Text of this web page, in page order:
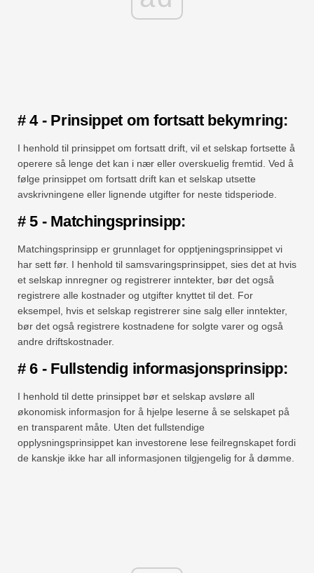
# 4 - Prinsippet om fortsatt bekymring:
I henhold til prinsippet om fortsatt drift, vil et selskap fortsette å
operere så lenge det kan i nær eller overskuelig fremtid. Ved å
følge prinsippet om fortsatt drift kan et selskap utsette
avskrivningene eller lignende utgifter for neste tidsperiode.
# 5 - Matchingsprinsipp:
Matchingsprinsipp er grunnlaget for opptjeningsprinsippet vi
har sett før. I henhold til samsvaringsprinsippet, sies det at hvis
et selskap innregner og registrerer inntekter, bør det også
registrere alle kostnader og utgifter knyttet til det. For
eksempel, hvis et selskap registrerer sine salg eller inntekter,
bør det også registrere kostnadene for solgte varer og også
andre driftskostnader.
# 6 - Fullstendig informasjonsprinsipp:
I henhold til dette prinsippet bør et selskap avsløre all
økonomisk informasjon for å hjelpe leserne å se selskapet på
en transparent måte. Uten det fullstendige
opplysningsprinsippet kan investorene lese feilregnskapet fordi
de kanskje ikke har all informasjonen tilgjengelig for å dømme.